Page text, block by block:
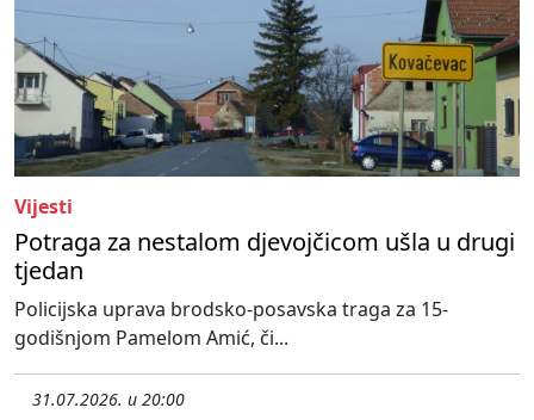
Vijesti
Potraga za nestalom djevojčicom ušla u drugi
tjedan
Policijska uprava brodsko-posavska traga za 15-
godišnjom Pamelom Amić, či...
31.07.2026. u 20:00